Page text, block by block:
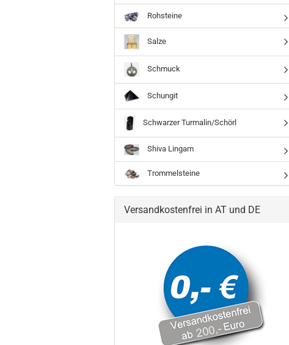
Rohsteine
Salze
Schmuck
Schungit
Schwarzer Turmalin/Schörl
Shiva Lingam
Trommelsteine
Versandkostenfrei in AT und DE